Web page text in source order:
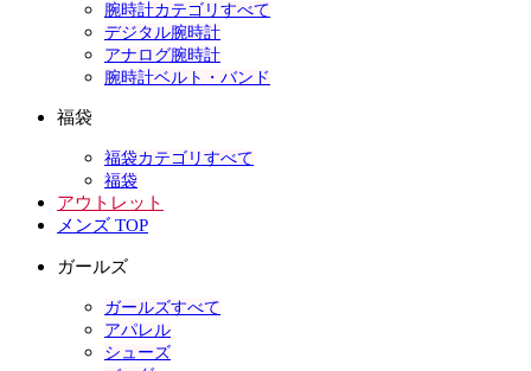
腕時計カテゴリすべて
デジタル腕時計
アナログ腕時計
腕時計ベルト・バンド
福袋
福袋カテゴリすべて
福袋
アウトレット
メンズ TOP
ガールズ
ガールズすべて
アパレル
シューズ